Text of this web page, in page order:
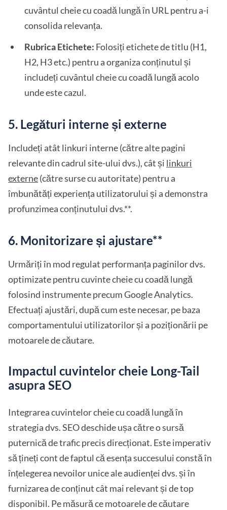
cuvântul cheie cu coadă lungă în URL pentru a-i
consolida relevanța.
Rubrica Etichete: Folosiți etichete de titlu (H1,
H2, H3 etc.) pentru a organiza conținutul și
includeți cuvântul cheie cu coadă lungă acolo
unde este cazul.
5. Legături interne și externe
Includeți atât linkuri interne (către alte pagini
relevante din cadrul site-ului dvs.), cât și linkuri
externe(către surse cu autoritate) pentru a
îmbunătăți experiența utilizatorului și a demonstra
profunzimea conținutului dvs.**.
6. Monitorizare și ajustare**
Urmăriți în mod regulat performanța paginilor dvs.
optimizate pentru cuvinte cheie cu coadă lungă
folosind instrumente precum Google Analytics.
Efectuați ajustări, după cum este necesar, pe baza
comportamentului utilizatorilor și a poziționării pe
motoarele de căutare.
Impactul cuvintelor cheie Long-Tail
asupra SEO
Integrarea cuvintelor cheie cu coadă lungă în
strategia dvs. SEO deschide ușa către o sursă
puternică de trafic precis direcționat. Este imperativ
să țineți cont de faptul că esența succesului constă în
înțelegerea nevoilor unice ale audienței dvs. și în
furnizarea de conținut cât mai relevant și de top
disponibil. Pe măsură ce motoarele de căutare